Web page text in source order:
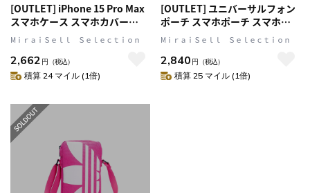
[OUTLET] iPhone 15 Pro Max
スマホケース スマホカバー
SAMBA(サンバ)シリーズ 5色カ
ラーカスタム 3 STRIPES
CLEAR w/5 films ロゴ 着せ替え
クリア (53895(IR3934))
MⅰｒａｉＳｅｌｌ Ｓｅｌｅｃｔｉｏｎ
2,662 円 （税込）
積算 24 マイル (1倍)
[OUTLET] ユニバーサルフォン
ポーチ スマホポーチ スマホシ
ョルダー Universal Pouch Big
Logo Gold(ゴールド)/White(ホ
ワイト) Yellow(イエロー)
adidas Originals[アディダス オ
MⅰｒａｉＳｅｌｌ Ｓｅｌｅｃｔｉｏｎ
2,840 円 （税込）
積算 25 マイル (1倍)